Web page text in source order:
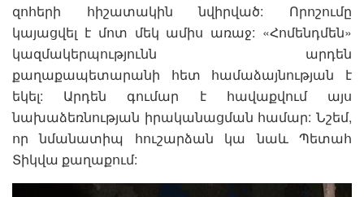
զոհերի հիշատակին նվիրված: Որոշումը
կայացվել է մոտ մեկ ամիս առաջ: «Հոմենդմեն»
կազմակերպությունն արդեն
քաղաքապետարանի հետ համաձայնության է
եկել: Արդեն գումար է հավաքվում այս
նախաձեռնության իրականացման համար: Նշեմ,
որ նմանատիպ հուշարձան կա նաև Պետահ
Տիկվա քաղաքում: